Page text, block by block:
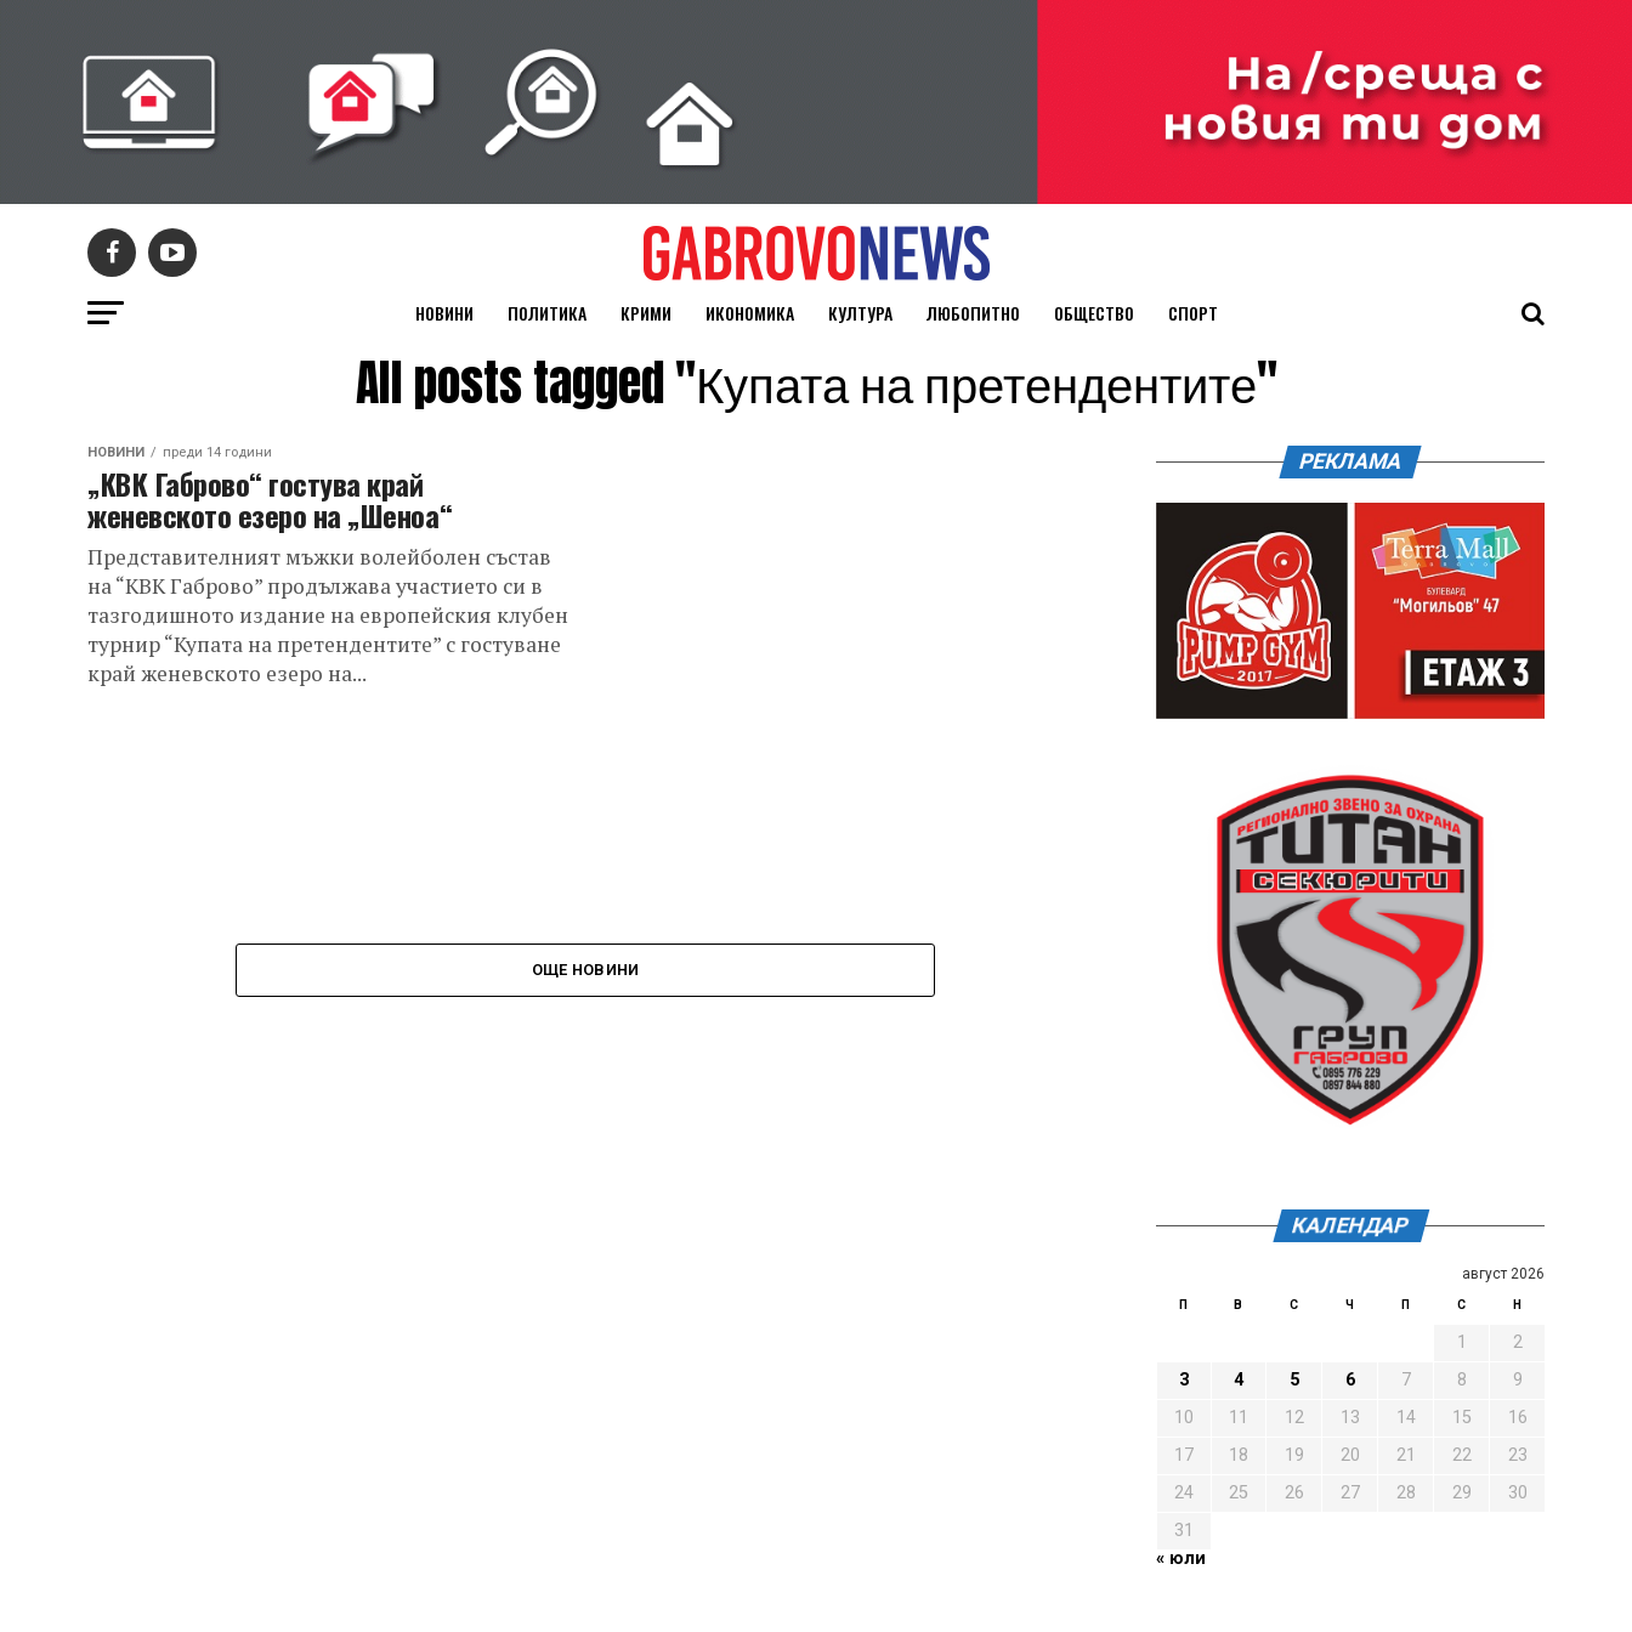
НОВИНИ ПОЛИТИКА КРИМИ ИКОНОМИКА КУЛТУРА ЛЮБОПИТНО ОБЩЕСТВО СПОРТ
All posts tagged "Купата на претендентите"
НОВИНИ преди 14 години
„КВК Габрово“ гостува край
женевското езеро на „Шеноа“
Представителният мъжки волейболен състав
на “КВК Габрово” продължава участието си в
тазгодишното издание на европейския клубен
турнир “Купата на претендентите” с гостуване
край женевското езеро на...
ОЩЕ НОВИНИ
РЕКЛАМА
КАЛЕНДАР
август 2026
П В С Ч П С Н
1
2
3
4 5 6 7 8
9
10
11 12 13 14 15
16
17
18 19 20 21 22
23
24
25 26 27 28 29
30
31
« юли